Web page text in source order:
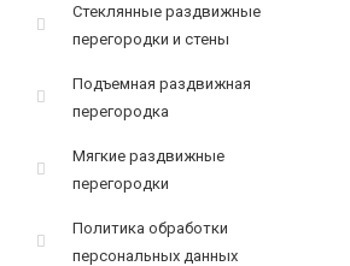
Стеклянные раздвижные
перегородки и стены
Подъемная раздвижная
перегородка
Мягкие раздвижные
перегородки
Политика обработки
персональных данных